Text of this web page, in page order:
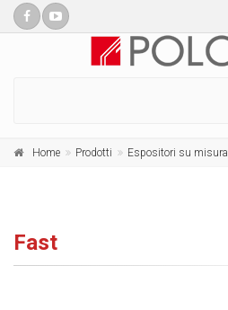
Home Prodotti Espositori su misura
Fast